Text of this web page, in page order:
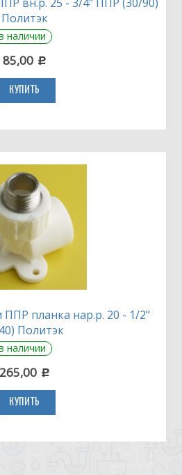
Политэк
наличии
85,00 c
КУПИТЬ
ППР планка нар.р. 20 - 1/2"
Политэк
наличии
265,00 c
КУПИТЬ